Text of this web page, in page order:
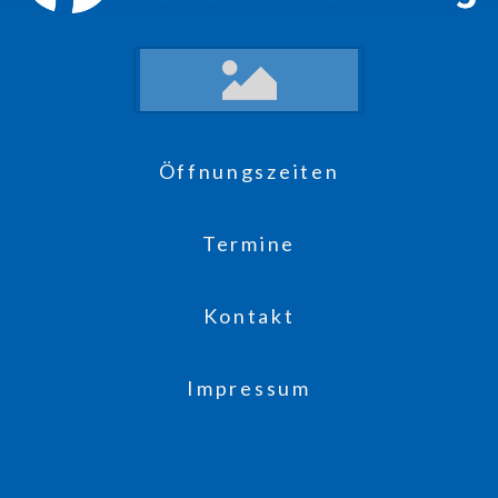
Öffnungszeiten
Termine
Kontakt
Impressum